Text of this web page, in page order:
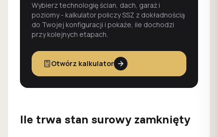
Wybierz technologię ścian, dach, garaż i
poziomy - kalkulator policzy SSZ z dokładnością
do Twojej konfiguracji i pokaże, ile dochodzi
przy kolejnych etapach.
Otwórz kalkulator
Ile trwa stan surowy zamknięty